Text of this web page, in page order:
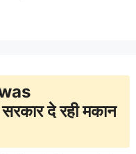
दे रही मकान